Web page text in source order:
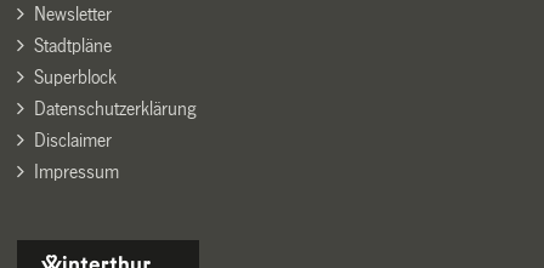
Newsletter
Stadtpläne
Superblock
Datenschutzerklärung
Disclaimer
Impressum